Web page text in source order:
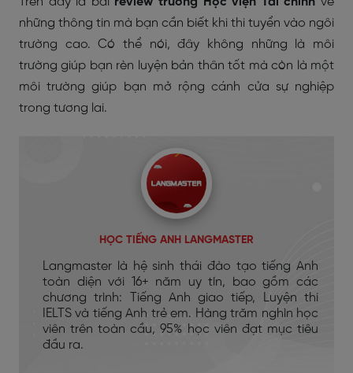
những thông tin mà bạn cần biết khi thi tuyển vào ngôi
trường cao. Có thể nói, đây không những là môi
trường giúp bạn rèn luyện bản thân tốt mà còn là một
môi trường giúp bạn mở rộng cánh cửa sự nghiệp
trong tương lai.
HỌC TIẾNG ANH LANGMASTER
Langmaster là hệ sinh thái đào tạo tiếng Anh
toàn diện với 16+ năm uy tín, bao gồm các
chương trình: Tiếng Anh giao tiếp, Luyện thi
IELTS và tiếng Anh trẻ em. Hàng trăm nghìn học
viên trên toàn cầu, 95% học viên đạt mục tiêu
đầu ra.